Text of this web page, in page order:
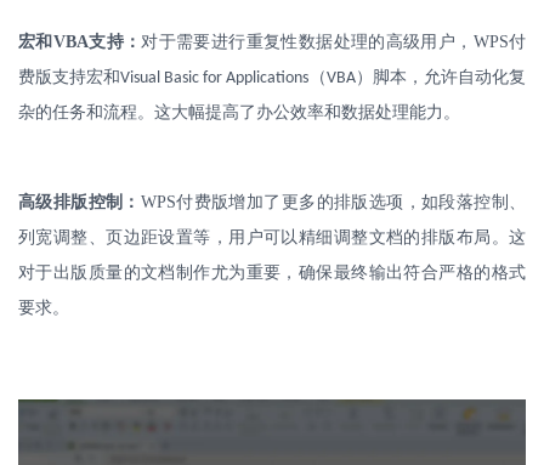
宏和 VBA支持：对于需要进行重复性数据处理的高级用户， WPS付
费版支持宏和Visual Basic for Applications （VBA）脚本，允许自动化复
杂的任务和流程。这大幅提高了办公效率和数据处理能力。
高级排版控制： WPS付费版增加了更多的排版选项，如段落控制、
列宽调整、页边距设置等，用户可以精细调整文档的排版布局。这
对于出版质量的文档制作尤为重要，确保最终输出符合严格的格式
要求。